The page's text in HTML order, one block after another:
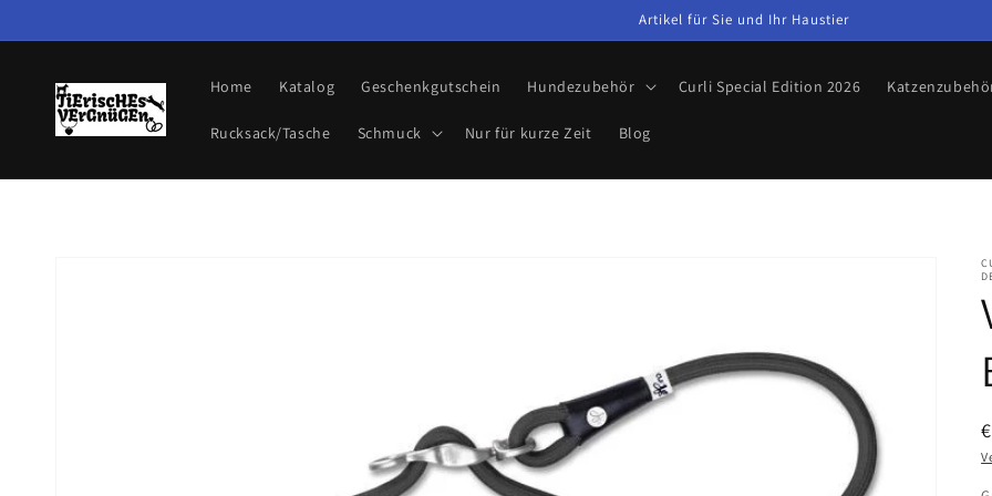
Inhalt
Artikel für Sie und Ihr Haustier
Home Katalog Geschenkgutschein Hundezubehör Curli Special Edition 2026
Rucksack/Tasche Schmuck Nur für kurze Zeit Blog